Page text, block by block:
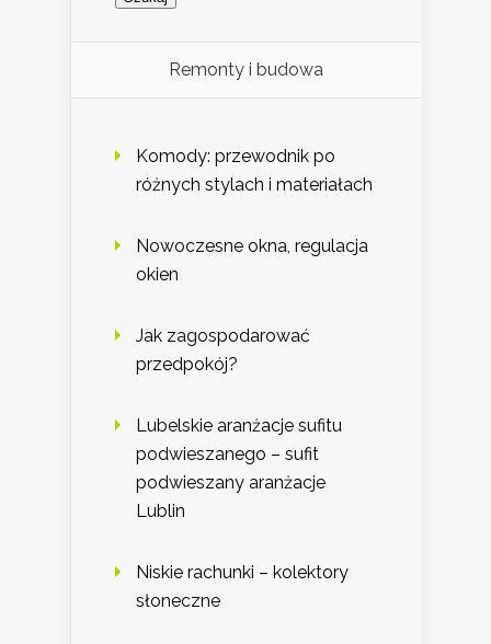
Remonty i budowa
Komody: przewodnik po
różnych stylach i materiałach
Nowoczesne okna, regulacja
okien
Jak zagospodarować
przedpokój?
Lubelskie aranżacje sufitu
podwieszanego – sufit
podwieszany aranżacje
Lublin
Niskie rachunki – kolektory
słoneczne